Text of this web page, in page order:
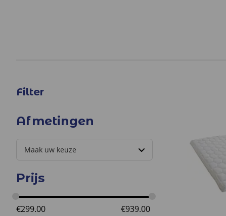
Filter
Afmetingen
Prijs
€299.00 €939.00